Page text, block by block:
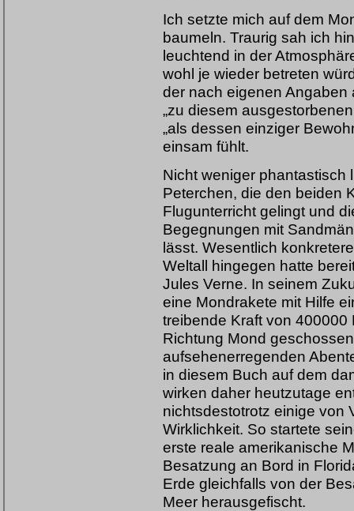
Ich setzte mich auf dem
baumeln. Traurig sah ich
leuchtend in der
wohl je wieder betreten
der nach eigenen
„zu diesem
„als dessen einziger
einsam fühlt.
Nicht weniger phantastisch
Peterchen, die den beiden
Flugunterricht gelingt und
Begegnungen mit
lässt. Wesentlich
Weltall hingegen hatte
Jules Verne. In seinem
eine Mondrakete mit Hilfe
treibende Kraft von
Richtung Mond
aufsehenerregenden
in diesem Buch auf dem
wirken daher heutzutage
nichtsdestotrotz einige von
Wirklichkeit. So startete
erste reale amerikanische
Besatzung an Bord in
Erde gleichfalls von der
Meer herausgefischt.